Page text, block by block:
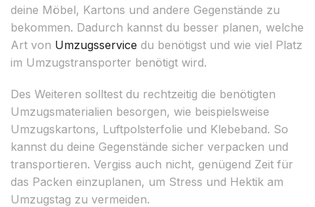
deine Möbel, Kartons und andere Gegenstände zu
bekommen. Dadurch kannst du besser planen, welche
Art von Umzugsservice du benötigst und wie viel Platz
im Umzugstransporter benötigt wird.
Des Weiteren solltest du rechtzeitig die benötigten
Umzugsmaterialien besorgen, wie beispielsweise
Umzugskartons, Luftpolsterfolie und Klebeband. So
kannst du deine Gegenstände sicher verpacken und
transportieren. Vergiss auch nicht, genügend Zeit für
das Packen einzuplanen, um Stress und Hektik am
Umzugstag zu vermeiden.